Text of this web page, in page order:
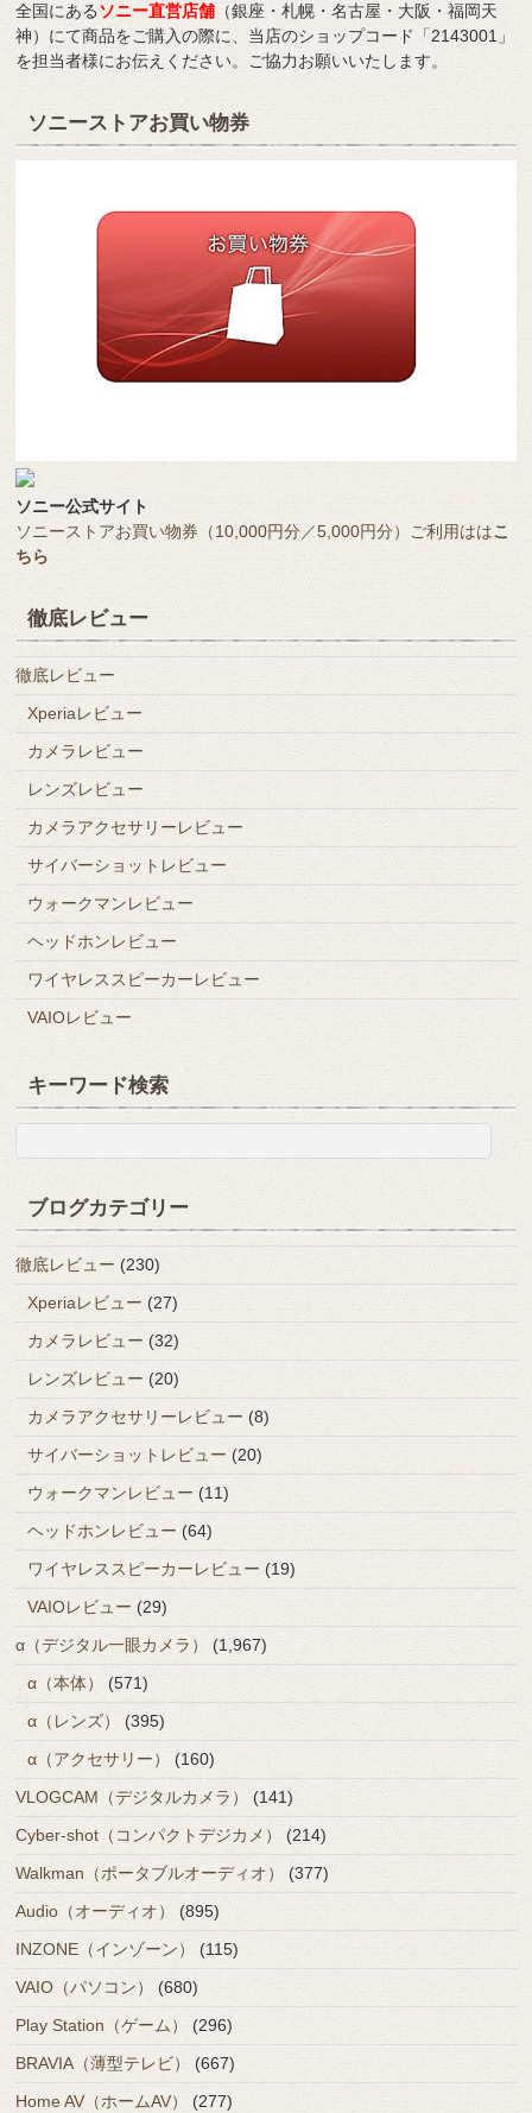
全国にあるソニー直営店舗 （銀座・札幌・名古屋・大阪・福岡天
神）にて商品をご購入の際に、当店のショップコード「2143001」
を担当者様にお伝えください。ご協力お願いいたします。
ソニーストアお買い物券
ソニー公式サイト
ソニーストアお買い物券（10,000円分／5,000円分）ご利用ははこ
ちら
徹底レビュー
徹底レビュー
Xperiaレビュー
カメラレビュー
レンズレビュー
カメラアクセサリーレビュー
サイバーショットレビュー
ウォークマンレビュー
ヘッドホンレビュー
ワイヤレススピーカーレビュー
VAIOレビュー
キーワード検索
ブログカテゴリー
徹底レビュー (230)
Xperiaレビュー (27)
カメラレビュー (32)
レンズレビュー (20)
カメラアクセサリーレビュー (8)
サイバーショットレビュー (20)
ウォークマンレビュー (11)
ヘッドホンレビュー (64)
ワイヤレススピーカーレビュー (19)
VAIOレビュー (29)
α（デジタル一眼カメラ）
(1,967)
α（本体）
(571)
α（レンズ）
(395)
α（アクセサリー）
(160)
VLOGCAM（デジタルカメラ）
(141)
Cyber-shot（コンパクトデジカメ）
(214)
Walkman（ポータブルオーディオ）
(377)
Audio（オーディオ）
(895)
INZONE（インゾーン） (115)
VAIO（パソコン）
(680)
Play Station（ゲーム）
(296)
BRAVIA（薄型テレビ）
(667)
Home AV（ホームAV）
(277)